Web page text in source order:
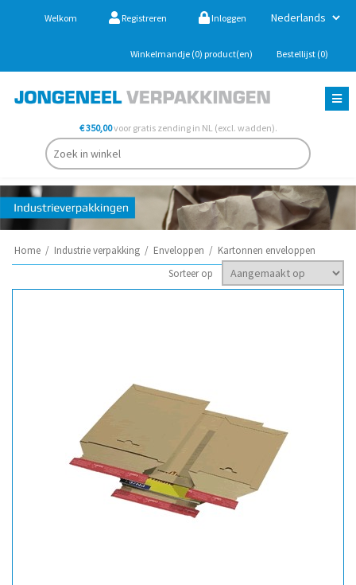
Welkom Registreren Inloggen
Winkelmandje (0) product(en) Bestellijst (0)
€ 350,00voor gratis zending in NL (excl. wadden).
Home / Industrie verpakking / Enveloppen / Kartonnen enveloppen
Sorteer op